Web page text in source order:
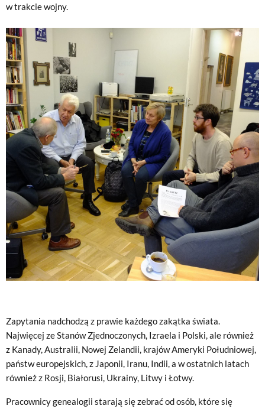
w trakcie wojny.
Zapytania nadchodzą z prawie każdego zakątka świata.
Najwięcej ze Stanów Zjednoczonych, Izraela i Polski, ale również
z Kanady, Australii, Nowej Zelandii, krajów Ameryki Południowej,
państw europejskich, z Japonii, Iranu, Indii, a w ostatnich latach
również z Rosji, Białorusi, Ukrainy, Litwy i Łotwy.
Pracownicy genealogii starają się zebrać od osób, które się